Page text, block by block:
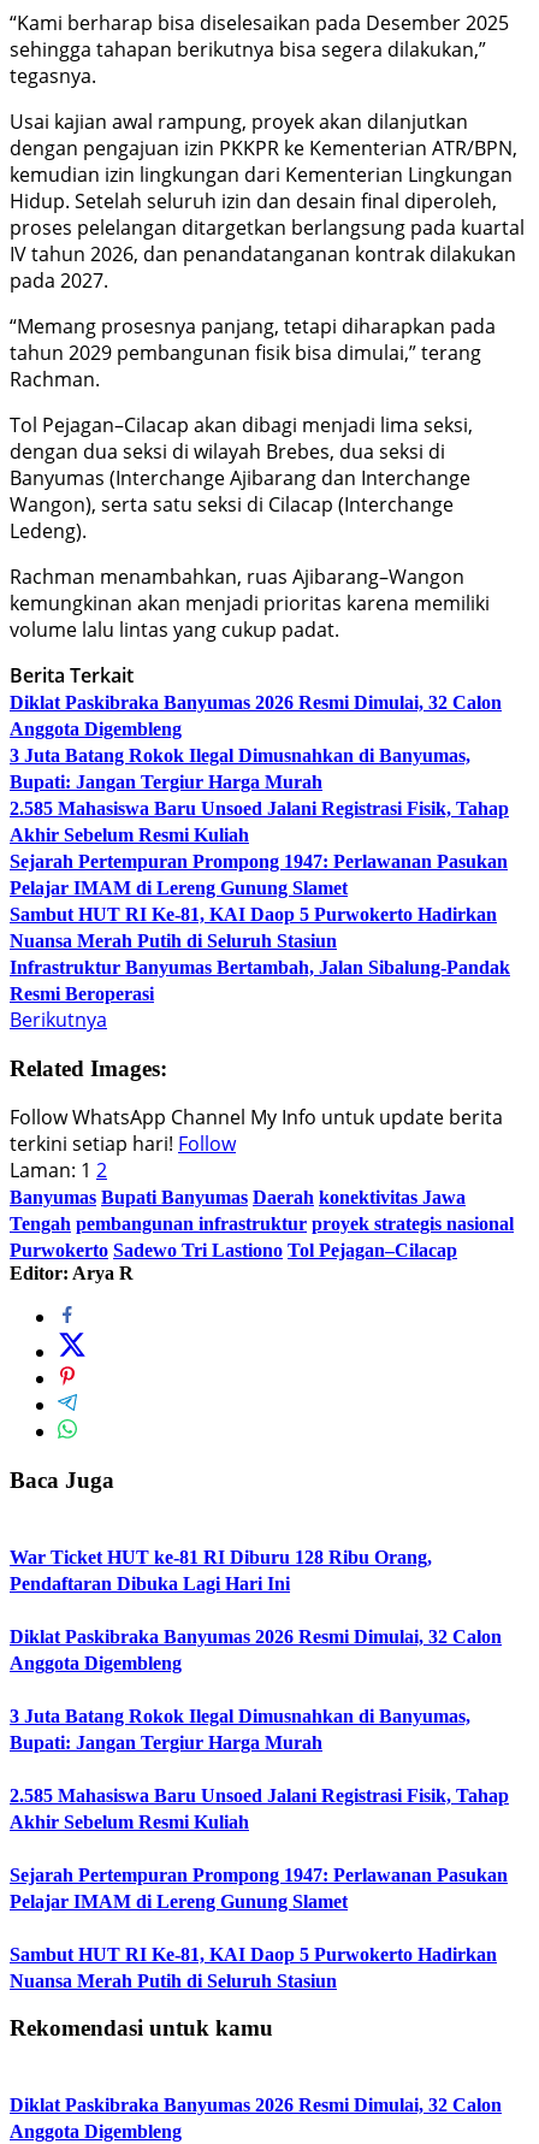
“Kami berharap bisa diselesaikan pada Desember 2025
sehingga tahapan berikutnya bisa segera dilakukan,”
tegasnya.
Usai kajian awal rampung, proyek akan dilanjutkan
dengan pengajuan izin PKKPR ke Kementerian ATR/BPN,
kemudian izin lingkungan dari Kementerian Lingkungan
Hidup. Setelah seluruh izin dan desain final diperoleh,
proses pelelangan ditargetkan berlangsung pada kuartal
IV tahun 2026, dan penandatanganan kontrak dilakukan
pada 2027.
“Memang prosesnya panjang, tetapi diharapkan pada
tahun 2029 pembangunan fisik bisa dimulai,” terang
Rachman.
Tol Pejagan–Cilacap akan dibagi menjadi lima seksi,
dengan dua seksi di wilayah Brebes, dua seksi di
Banyumas (Interchange Ajibarang dan Interchange
Wangon), serta satu seksi di Cilacap (Interchange
Ledeng).
Rachman menambahkan, ruas Ajibarang–Wangon
kemungkinan akan menjadi prioritas karena memiliki
volume lalu lintas yang cukup padat.
Berita Terkait
Diklat Paskibraka Banyumas 2026 Resmi Dimulai, 32 Calon
Anggota Digembleng
3 Juta Batang Rokok Ilegal Dimusnahkan di Banyumas,
Bupati: Jangan Tergiur Harga Murah
2.585 Mahasiswa Baru Unsoed Jalani Registrasi Fisik, Tahap
Akhir Sebelum Resmi Kuliah
Sejarah Pertempuran Prompong 1947: Perlawanan Pasukan
Pelajar IMAM di Lereng Gunung Slamet
Sambut HUT RI Ke-81, KAI Daop 5 Purwokerto Hadirkan
Nuansa Merah Putih di Seluruh Stasiun
Infrastruktur Banyumas Bertambah, Jalan Sibalung-Pandak
Resmi Beroperasi
Berikutnya
Related Images:
Follow WhatsApp Channel My Info untuk update berita
terkini setiap hari! Follow
Laman: 1 2
Banyumas Bupati Banyumas Daerah konektivitas Jawa
Tengah pembangunan infrastruktur proyek strategis nasional
Purwokerto Sadewo Tri Lastiono Tol Pejagan–Cilacap
Editor: Arya R
Baca Juga
War Ticket HUT ke-81 RI Diburu 128 Ribu Orang,
Pendaftaran Dibuka Lagi Hari Ini
Diklat Paskibraka Banyumas 2026 Resmi Dimulai, 32 Calon
Anggota Digembleng
3 Juta Batang Rokok Ilegal Dimusnahkan di Banyumas,
Bupati: Jangan Tergiur Harga Murah
2.585 Mahasiswa Baru Unsoed Jalani Registrasi Fisik, Tahap
Akhir Sebelum Resmi Kuliah
Sejarah Pertempuran Prompong 1947: Perlawanan Pasukan
Pelajar IMAM di Lereng Gunung Slamet
Sambut HUT RI Ke-81, KAI Daop 5 Purwokerto Hadirkan
Nuansa Merah Putih di Seluruh Stasiun
Rekomendasi untuk kamu
Diklat Paskibraka Banyumas 2026 Resmi Dimulai, 32 Calon
Anggota Digembleng